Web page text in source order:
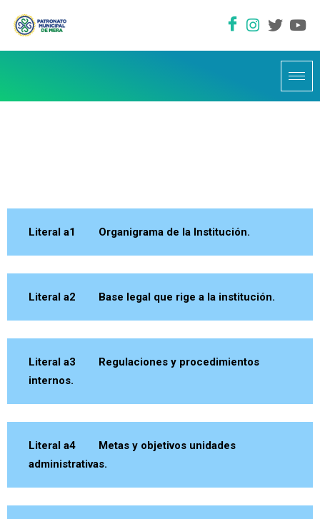
Literal a1 Organigrama de la Institución.
Literal a2 Base legal que rige a la institución.
Literal a3 Regulaciones y procedimientos
internos.
Literal a4 Metas y objetivos unidades
administrativas.